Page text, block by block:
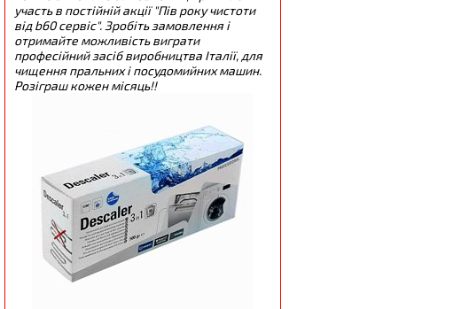
участь в постійній акції "Пів року чистоти
від b60 сервіс". Зробіть замовлення і
отримайте можливість виграти
професійний засіб виробництва Італії, для
чищення пральних і посудомийних машин.
Розіграш кожен місяць!!